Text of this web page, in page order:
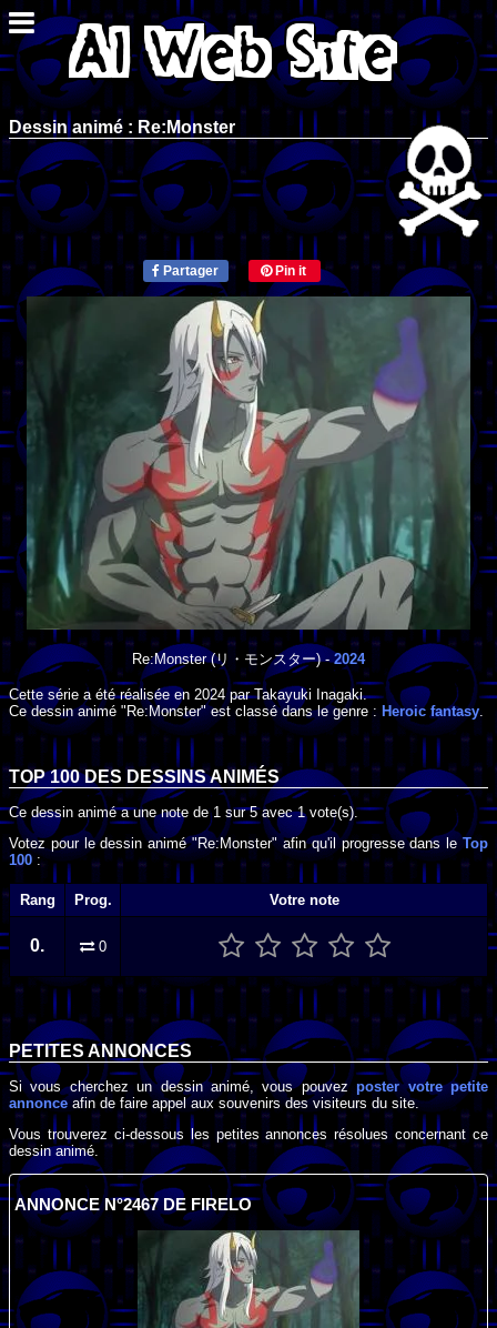
Dessin animé : Re:Monster
Partager Pin it
Re:Monster(リ・モンスター) -2024
Cette série a été réalisée en 2024parTakayuki Inagaki.
Ce dessin animé "Re:Monster" est classé dans le genre : Heroic fantasy
TOP 100 DES DESSINS ANIMÉS
Ce dessin animé a une note de1 sur5avec1vote(s).
Votez pour le dessin animé "Re:Monster" afin qu'il progresse dans le Top
100 :
Rang Prog. Votre note
0. 0
PETITES ANNONCES
Si vous cherchez un dessin animé, vous pouvezposter votre petite
annonce afin de faire appel aux souvenirs des visiteurs du site.
Vous trouverez ci-dessous les petites annonces résolues concernant ce
dessin animé.
ANNONCE N°2467 DE FIRELO